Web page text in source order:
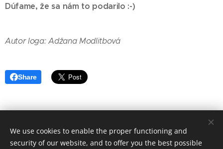
Dúfame, že sa nám to podarilo :-)
Autor loga: Adžana Modlitbová
Share
NAIVA BRATISLAVA©
We use cookies to enable the proper functioning and
security of our website, and to offer you the best possible